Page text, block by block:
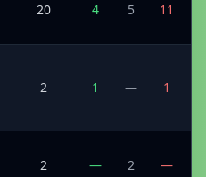
20 4 5 11
2 1 — 1
2 — 2 —